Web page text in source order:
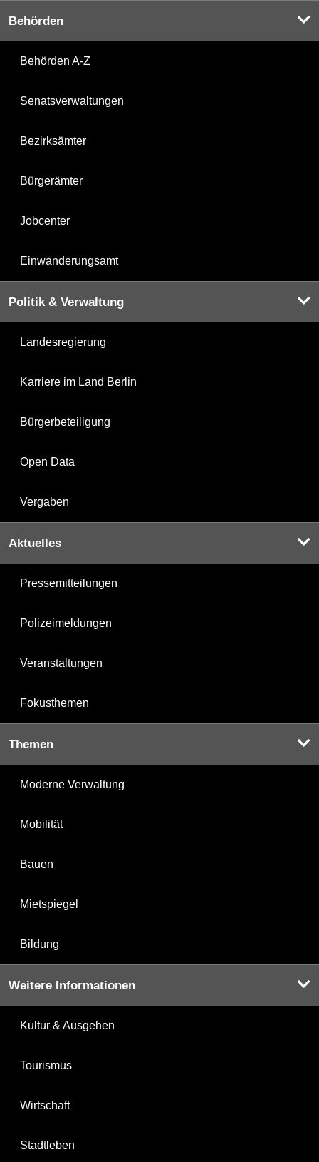
Behörden
Behörden A-Z
Senatsverwaltungen
Bezirksämter
Bürgerämter
Jobcenter
Einwanderungsamt
Politik & Verwaltung
Landesregierung
Karriere im Land Berlin
Bürgerbeteiligung
Open Data
Vergaben
Aktuelles
Pressemitteilungen
Polizeimeldungen
Veranstaltungen
Fokusthemen
Themen
Moderne Verwaltung
Mobilität
Bauen
Mietspiegel
Bildung
Weitere Informationen
Kultur & Ausgehen
Tourismus
Wirtschaft
Stadtleben